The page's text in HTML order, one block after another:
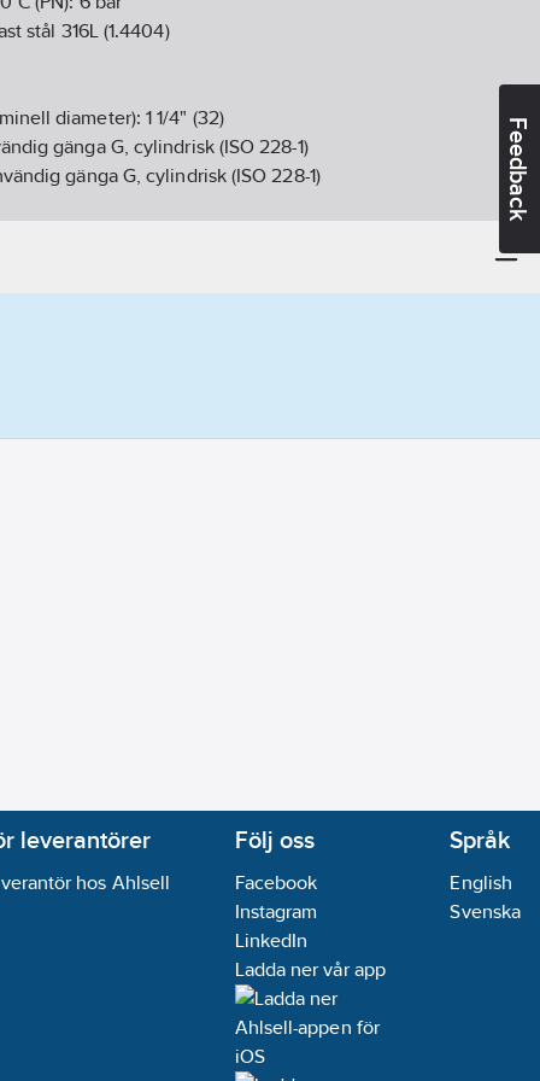
Feedback
stål 316L (1.4404)
diameter):1 1/4" (32)
gänga G, cylindrisk (ISO 228-1)
gänga G, cylindrisk (ISO 228-1)
leverantörer
hos Ahlsell
Följ oss
Facebook
Instagram
LinkedIn
Ladda ner vår app
Språk
English
Svenska